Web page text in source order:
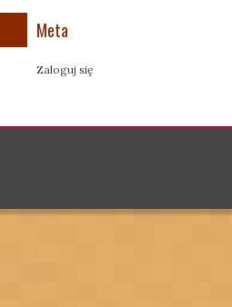
Meta
Zaloguj się